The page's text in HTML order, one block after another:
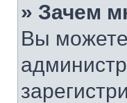
» Зачем
Вы можете